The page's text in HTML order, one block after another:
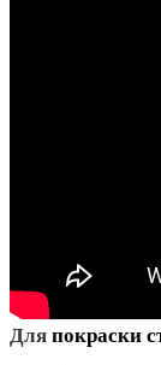
Для покраски